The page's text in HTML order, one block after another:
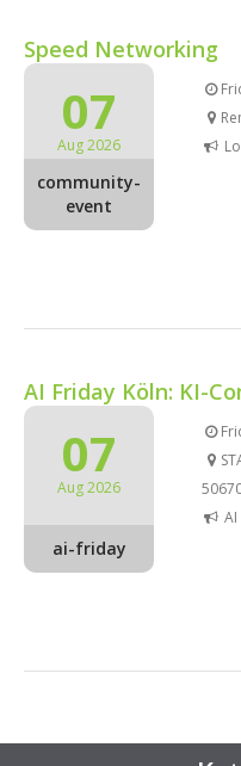
Speed Networking
07
Aug 2026
community-
event
AI Friday Köln: KI-
07
Aug 2026
ai-friday